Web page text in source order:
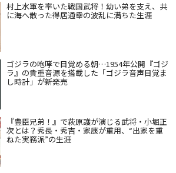
村上水軍を率いた戦国武将！幼い弟を支え、共
に海へ散った得居通幸の波乱に満ちた生涯
ゴジラの咆哮で目覚める朝…1954年公開『ゴジ
ラ』の貴重音源を搭載した「ゴジラ音声目覚ま
し時計」が新発売
『豊臣兄弟！』で萩原護が演じる武将・小堀正
次とは？秀長・秀吉・家康が重用、“出家を重
ねた実務派”の生涯